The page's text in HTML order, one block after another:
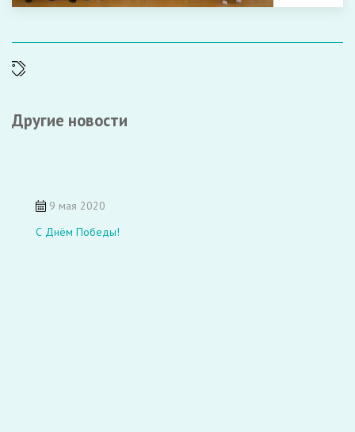
Другие новости
9 мая 2020
С Днём Победы!